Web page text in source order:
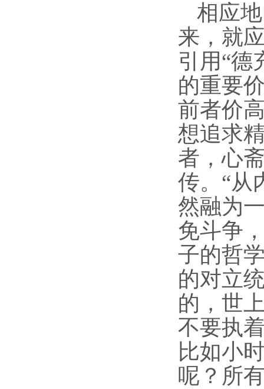
相应
来，就
引用“德
的重要
前者价
想追求
者，心
传。“从
然融为
免斗争
子的哲
的对立
的，世
不要执
比如小
呢？所